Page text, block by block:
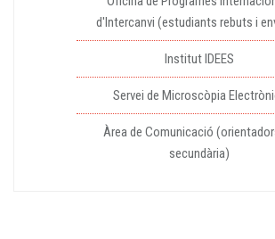
d'Intercanvi (estudiants rebuts i
Institut IDEES
Servei de Microscòpia
Àrea de Comunicació
secundària)